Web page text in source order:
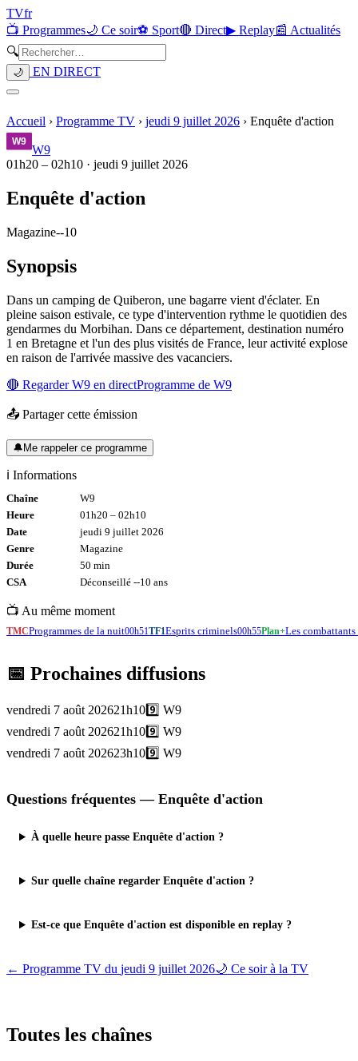
TVfr
📺 Programmes🌙 Ce soir⚽ Sport🔴 Direct▶ Replay📰 Actualités
🔍
🌙 EN DIRECT
Accueil › Programme TV › jeudi 9 juillet 2026 › Enquête d'action
W9
01h20 – 02h10 · jeudi 9 juillet 2026
Enquête d'action
Magazine--10
Synopsis
Dans un camping de Quiberon, une bagarre vient d'éclater. En
pleine saison estivale, ce type d'intervention rythme le quotidien des
gendarmes du Morbihan. Dans ce département, destination numéro
1 en Bretagne et l'un des plus visités de France, leur activité explose
en raison de l'arrivée massive des vacanciers.
🔴 RegarderW9 en directProgramme de W9
📤 Partager cette émission
🔔Me rappeler ce programme
ℹ️ Informations
Chaîne
W9
Heure
01h20 – 02h10
Date
jeudi 9 juillet 2026
Genre
Magazine
Durée
50 min
CSA
Déconseillé --10 ans
📺 Au même moment
TMCProgrammes de la nuit00h51TF1Esprits criminels00h55Plan+Les
📅 Prochaines diffusions
vendredi 7 août 202621h109️⃣ W9
vendredi 7 août 202621h109️⃣ W9
vendredi 7 août 202623h109️⃣ W9
Questions fréquentes — Enquête d'action
À quelle heure passe Enquête d'action ?
Sur quelle chaîne regarder Enquête d'action ?
Est-ce que Enquête d'action est disponible en replay ?
← Programme TV du jeudi 9 juillet 2026🌙 Ce soir à la TV
Toutes les chaînes